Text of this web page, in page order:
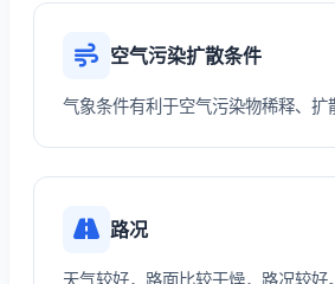
空气污染扩散条件
气象条件有利于空气污染物稀释、扩
路况
天气较好，路面比较干燥，路况较好。